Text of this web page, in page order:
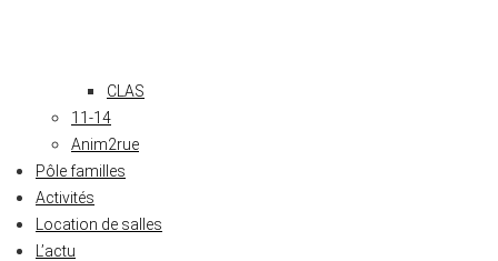
CLAS
11-14
Anim2rue
Pôle familles
Activités
Location de salles
L’actu